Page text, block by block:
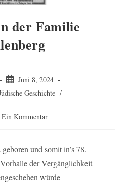
der Familie
Beitrag
veröffentlicht:
Juni 8, 2024
Geschichte /
Ein Kommentar
und somit in’s 78.
der Vergänglichkeit
würde